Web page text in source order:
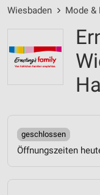
Wiesbaden Mode &
geschlossen
Öffnungszeiten